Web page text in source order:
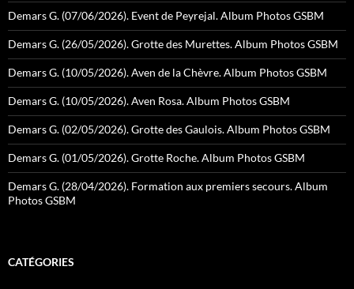
Demars G. (07/06/2026). Event de Peyrejal. Album Photos GSBM
Demars G. (26/05/2026). Grotte des Murettes. Album Photos GSBM
Demars G. (10/05/2026). Aven de la Chèvre. Album Photos GSBM
Demars G. (10/05/2026). Aven Rosa. Album Photos GSBM
Demars G. (02/05/2026). Grotte des Gaulois. Album Photos GSBM
Demars G. (01/05/2026). Grotte Roche. Album Photos GSBM
Demars G. (28/04/2026). Formation aux premiers secours. Album
Photos GSBM
CATÉGORIES